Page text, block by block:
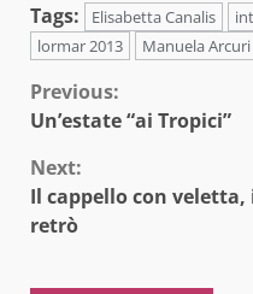
Tags:
Elisabetta Canalis
lormar 2013
Manuela Arcuri
Continue
Previous:
Un’estate “ai Tropici”
Next:
Il cappello con
retrò